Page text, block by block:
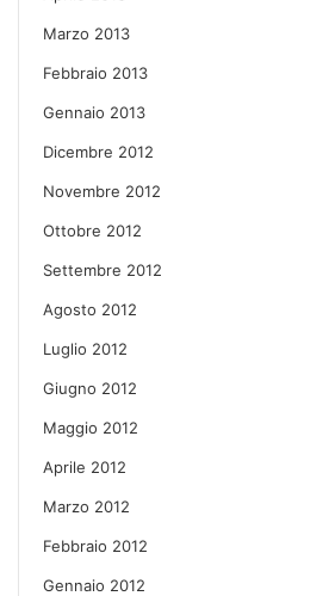
Marzo 2013
Febbraio 2013
Gennaio 2013
Dicembre 2012
Novembre 2012
Ottobre 2012
Settembre 2012
Agosto 2012
Luglio 2012
Giugno 2012
Maggio 2012
Aprile 2012
Marzo 2012
Febbraio 2012
Gennaio 2012